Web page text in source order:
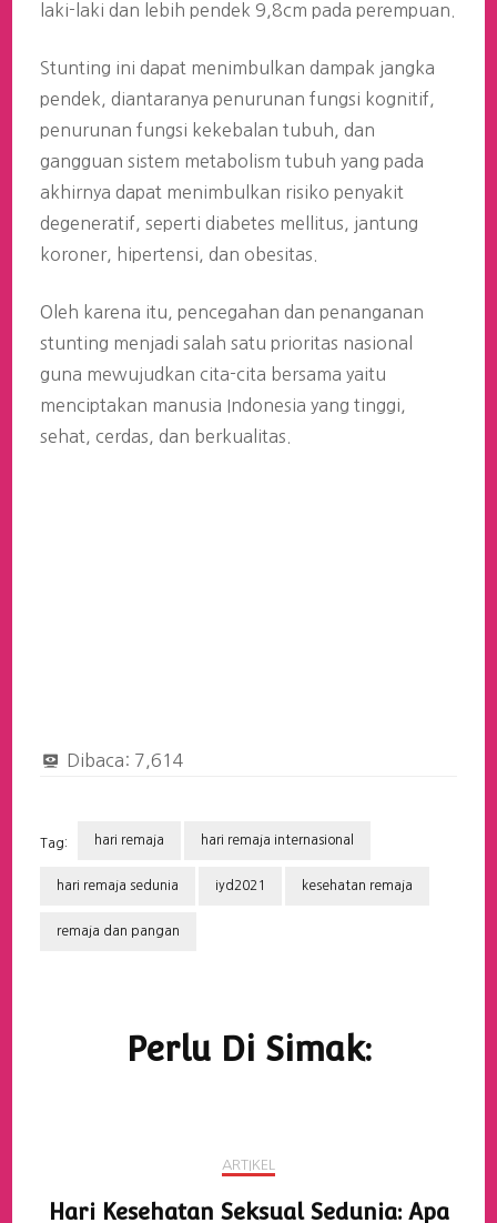
laki-laki dan lebih pendek 9,8cm pada perempuan.
Stunting ini dapat menimbulkan dampak jangka
pendek, diantaranya penurunan fungsi kognitif,
penurunan fungsi kekebalan tubuh, dan
gangguan sistem metabolism tubuh yang pada
akhirnya dapat menimbulkan risiko penyakit
degeneratif, seperti diabetes mellitus, jantung
koroner, hipertensi, dan obesitas.
Oleh karena itu, pencegahan dan penanganan
stunting menjadi salah satu prioritas nasional
guna mewujudkan cita-cita bersama yaitu
menciptakan manusia Indonesia yang tinggi,
sehat, cerdas, dan berkualitas.
Dibaca: 7,614
Tag: hari remaja hari remaja internasional
hari remaja sedunia iyd2021 kesehatan remaja
remaja dan pangan
Perlu Di Simak:
ARTIKEL
Hari Kesehatan Seksual Sedunia: Apa